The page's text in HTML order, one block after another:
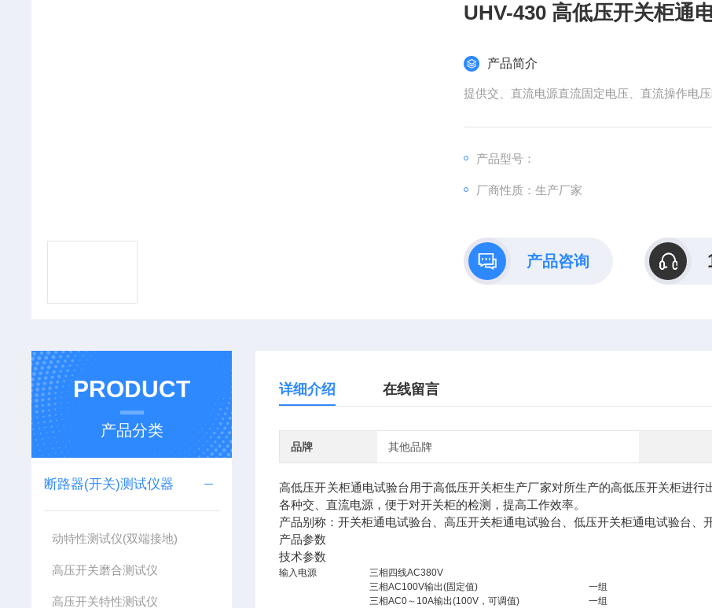
UHV-430 高低压开关柜通
产品简介
提供交、直流电源直流固定电压、直流操作电
产品型号：
厂商性质：生产厂家
产品咨询
PRODUCT
产品分类
断路器(开关)测试仪器
动特性测试仪(双端接地)
高压开关磨合测试仪
高压开关特性测试仪
详细介绍 在线留言
品牌 其他品牌
高低压开关柜通电试验台用于高低压开关柜生产厂家对所生产的高低压开关柜进
各种交、直流电源，便于对开关柜的检测，提高工作效率。
产品别称：开关柜通电试验台、高压开关柜通电试验台、低压开关柜通电试验台、
产品参数
技术参数
输入电源 三相四线AC380V
三相AC100V输出(固定值)
一组
三相AC0～10A输出(100V，可调值)
一组